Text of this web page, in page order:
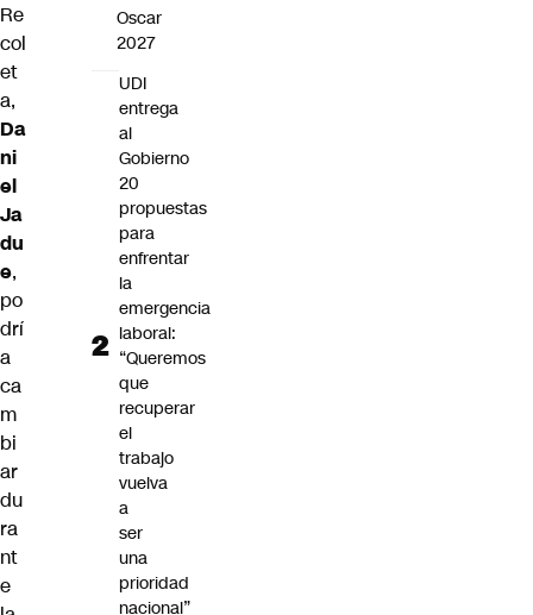
Re
col
et
a,
Da
ni
el
Ja
du
e,
po
drí
a
ca
m
bi
ar
du
ra
nt
e
Oscar
2027
UDI
entrega
al
Gobierno
20
propuestas
para
enfrentar
la
emergencia
laboral:
“Queremos
que
recuperar
el
trabajo
vuelva
a
ser
una
prioridad
nacional”